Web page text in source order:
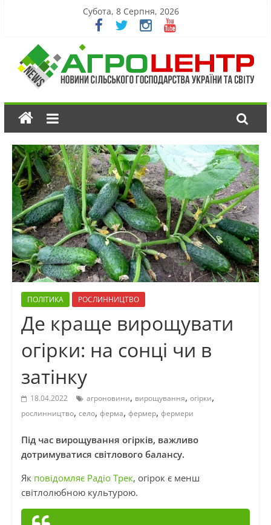
Субота, 8 Серпня, 2026
ПОЛІТИКА РОСЛИННИЦТВО
Де краще вирощувати
огірки: на сонці чи в
затінку
18.04.2022 агроновини, вирощування, огірки,
рослинництво, село, ферма, фермер, фермери
Під час вирощування огірків, важливо
дотримуватися світлового балансу.
Якповідомляє Радіо Трек, огірок є менш
світлолюбною культурою.